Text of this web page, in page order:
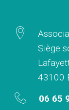
Siège
43100
06 65